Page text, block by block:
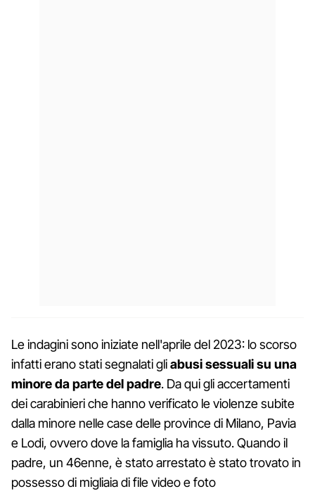
Le indagini sono iniziate nell'aprile del 2023: lo scorso
infatti erano stati segnalati gliabusi sessuali su una
minore da parte del padre. Da qui gli accertamenti
dei carabinieri che hanno verificato le violenze subite
dalla minore nelle case delle province di Milano, Pavia
e Lodi, ovvero dove la famiglia ha vissuto. Quando il
padre, un 46enne, è stato arrestato è stato trovato in
possesso di migliaia di file video e foto